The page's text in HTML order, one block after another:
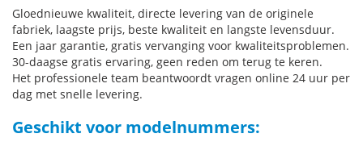
Gloednieuwe kwaliteit, directe levering van de originele
fabriek, laagste prijs, beste kwaliteit en langste levensduur.
Een jaar garantie, gratis vervanging voor kwaliteitsproblemen.
30-daagse gratis ervaring, geen reden om terug te keren.
Het professionele team beantwoordt vragen online 24 uur per
dag met snelle levering.
Geschikt voor modelnummers: